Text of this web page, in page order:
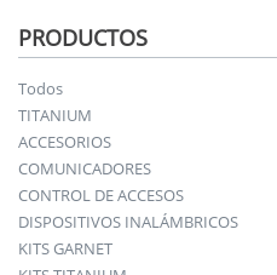
PRODUCTOS
Todos
TITANIUM
ACCESORIOS
COMUNICADORES
CONTROL DE ACCESOS
DISPOSITIVOS INALÁMBRICOS
KITS GARNET